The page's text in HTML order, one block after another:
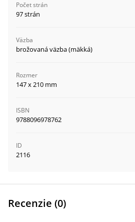
Počet strán
97 strán
Väzba
brožovaná väzba (mäkká)
Rozmer
147 x 210 mm
ISBN
9788096978762
ID
2116
Recenzie (0)